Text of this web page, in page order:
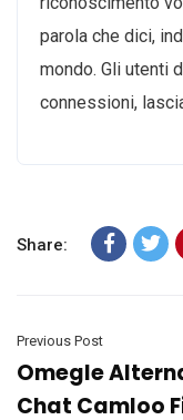
parola che dici,
mondo. Gli utenti
connessioni,
Share:
Previous Post
Omegle
Chat Camloo